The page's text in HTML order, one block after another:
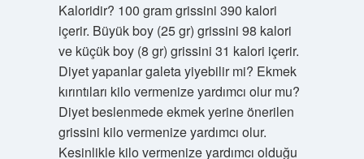
Kaloridir? 100 gram grissini 390 kalori
içerir. Büyük boy (25 gr) grissini 98 kalori
ve küçük boy (8 gr) grissini 31 kalori içerir.
Diyet yapanlar galeta yiyebilir mi? Ekmek
kırıntıları kilo vermenize yardımcı olur mu?
Diyet beslenmede ekmek yerine önerilen
grissini kilo vermenize yardımcı olur.
Kesinlikle kilo vermenize yardımcı olduğu